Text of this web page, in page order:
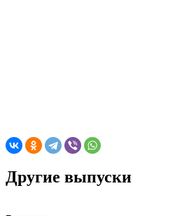
Другие выпуски